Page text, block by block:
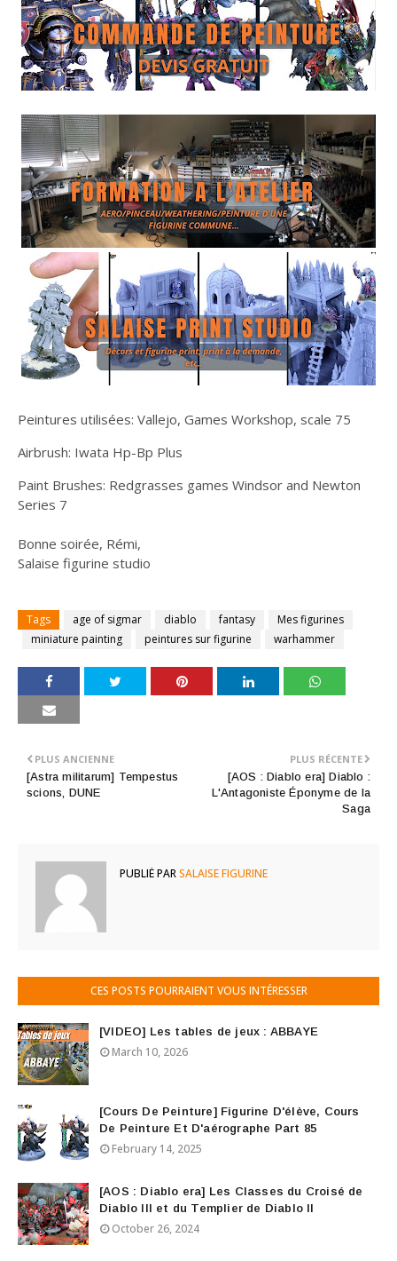
Peintures utilisées: Vallejo, Games Workshop, scale 75
Airbrush: Iwata Hp-Bp Plus
Paint Brushes: Redgrasses games Windsor and Newton
Series 7
Bonne soirée, Rémi,
Salaise figurine studio
Tags age of sigmar diablo fantasy
Mes figurines
miniature painting
peintures sur figurine warhammer
PLUS RÉCENTE
[AOS : Diablo era] Diablo :
L'Antagoniste Éponyme de la
Saga
PLUS ANCIENNE
[Astra militarum] Tempestus
scions, DUNE
PUBLIÉ PARSALAISE FIGURINE
CES POSTS POURRAIENT VOUS INTÉRESSER
[VIDEO] Les tables de jeux : ABBAYE
March 10, 2026
[Cours De Peinture] Figurine D'élève, Cours
De Peinture Et D'aérographe Part 85
February 14, 2025
[AOS : Diablo era] Les Classes du Croisé de
Diablo III et du Templier de Diablo II
October 26, 2024